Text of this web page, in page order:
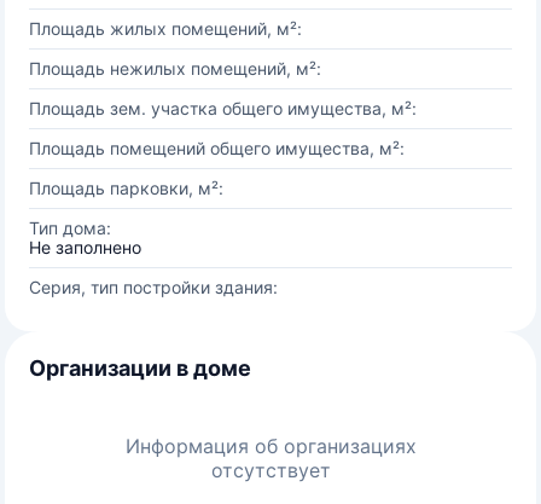
Площадь жилых помещений, м²:
Площадь нежилых помещений, м²:
Площадь зем. участка общего имущества, м²:
Площадь помещений общего имущества, м²:
Площадь парковки, м²:
Тип дома:
Не заполнено
Серия, тип постройки здания:
Организации в доме
Информация об организациях
отсутствует